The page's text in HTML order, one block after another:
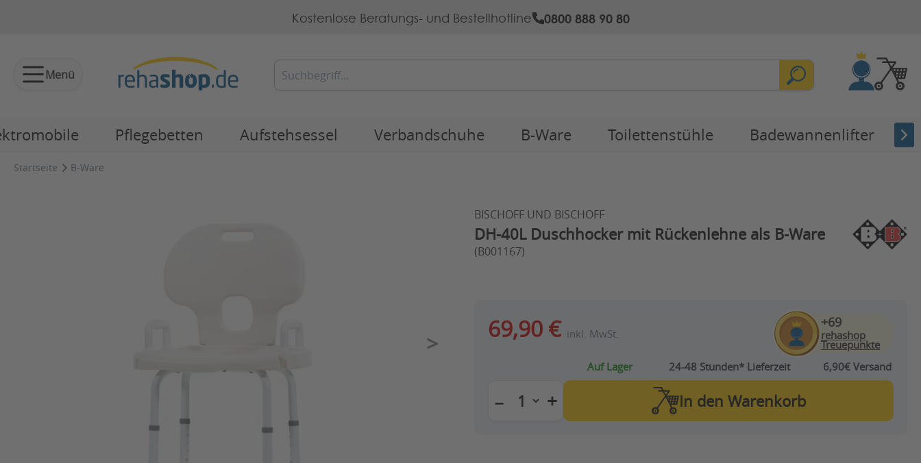
Kostenlose Beratungs- und Bestellhotline 0800 888 90 80
Menü
Pflegebetten Aufstehsessel Verbandschuhe B-Ware Toilettenstühle Badewannenlifter
Startseite B-Ware
BISCHOFF UND BISCHOFF
DH-40L Duschhocker mit Rückenlehne als B-Ware
(B001167)
69,90 € inkl. MwSt.
+69
rehashop
Treuepunkte
Auf Lager
24-48 Stunden*Lieferzeit 6,90€ Versand
− + In den Warenkorb